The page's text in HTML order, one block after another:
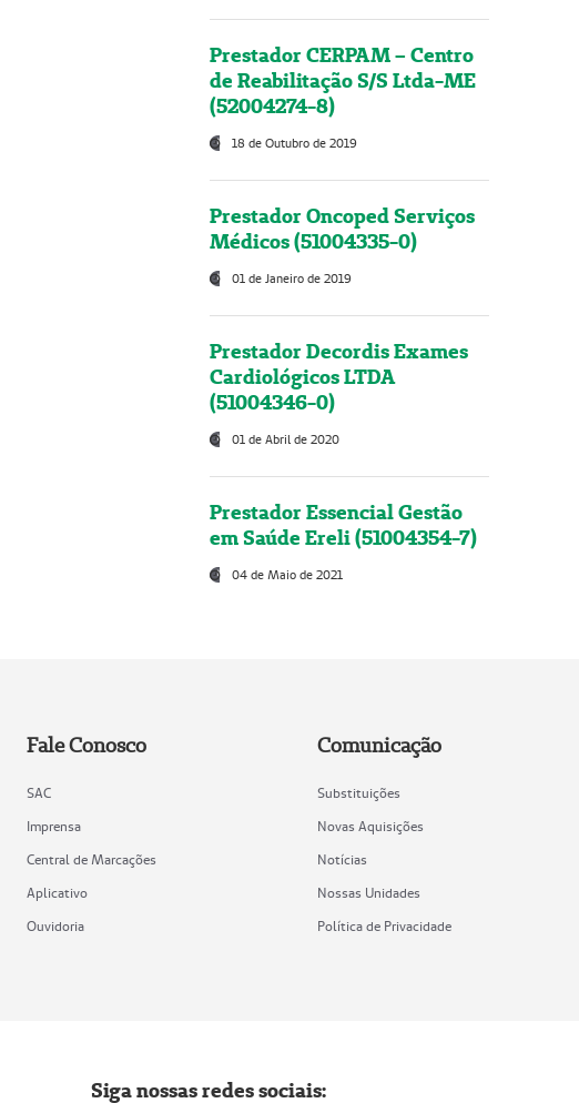
Prestador CERPAM – Centro
de Reabilitação S/S Ltda-ME
(52004274-8)
18 de Outubro de 2019
Prestador Oncoped Serviços
Médicos (51004335-0)
01 de Janeiro de 2019
Prestador Decordis Exames
Cardiológicos LTDA
(51004346-0)
01 de Abril de 2020
Prestador Essencial Gestão
em Saúde Ereli (51004354-7)
04 de Maio de 2021
Fale Conosco
SAC
Imprensa
Central de Marcações
Aplicativo
Ouvidoria
Comunicação
Substituições
Novas Aquisições
Notícias
Nossas Unidades
Política de Privacidade
Siga nossas redes sociais: